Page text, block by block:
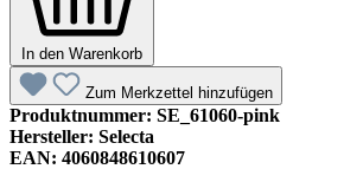
In den Warenkorb
Zum Merkzettel hinzufügen
Produktnummer: SE_61060-pink
Hersteller: Selecta
EAN: 4060848610607